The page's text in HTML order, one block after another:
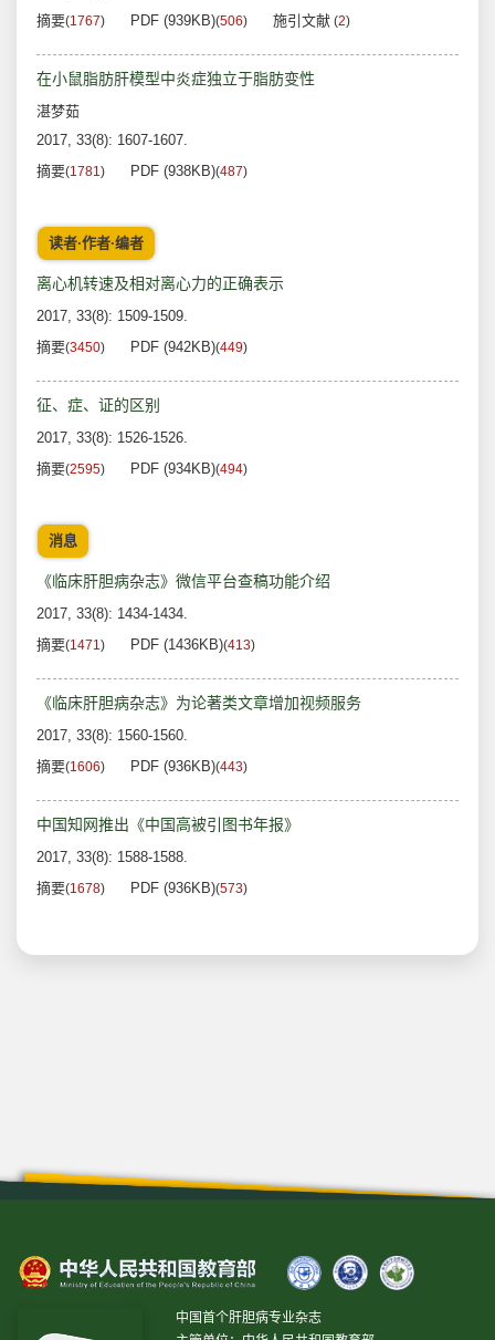
摘要(1767) PDF (939KB)(506) 施引文献 (2)
在小鼠脂肪肝模型中炎症独立于脂肪变性
湛梦茹
2017, 33(8): 1607-1607.
摘要(1781) PDF (938KB)(487)
读者·作者·编者
离心机转速及相对离心力的正确表示
2017, 33(8): 1509-1509.
摘要(3450) PDF (942KB)(449)
征、症、证的区别
2017, 33(8): 1526-1526.
摘要(2595) PDF (934KB)(494)
消息
《临床肝胆病杂志》微信平台查稿功能介绍
2017, 33(8): 1434-1434.
摘要(1471) PDF (1436KB)(413)
《临床肝胆病杂志》为论著类文章增加视频服务
2017, 33(8): 1560-1560.
摘要(1606) PDF (936KB)(443)
中国知网推出《中国高被引图书年报》
2017, 33(8): 1588-1588.
摘要(1678) PDF (936KB)(573)
中国首个肝胆病专业杂志